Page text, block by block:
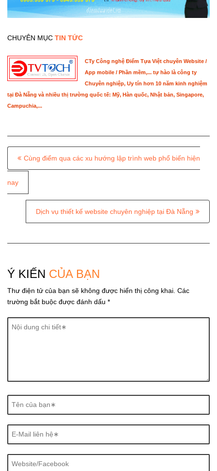
CHUYÊN MỤC TIN TỨC
CTy Công nghệ Điểm Tựa Việt chuyên Website /
App mobile / Phần mềm,... tự hào là công ty
Chuyên nghiệp, Uy tín hơn 10 năm kinh nghiệm
tại Đà Nẵng và nhiều thị trường quốc tế: Mỹ, Hàn quốc, Nhật bản, Singapore,
Campuchia,...
o
s
i
g
a
t
Cùng điểm qua các xu hướng lập trình web phổ biến hiện
nay
Dịch vụ thiết kế website chuyên nghiệp tại Đà Nẵng
Ý KIẾN CỦA BẠN
Thư điện tử của bạn sẽ không được hiển thị công khai. Các
trường bắt buộc được đánh dấu *